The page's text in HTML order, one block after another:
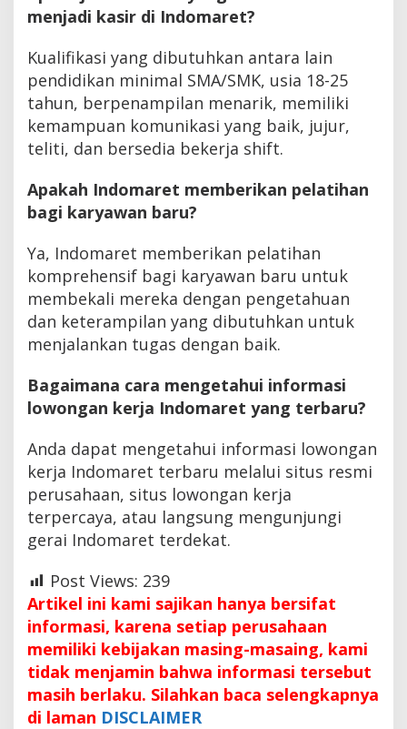
menjadi kasir di Indomaret?
Kualifikasi yang dibutuhkan antara lain
pendidikan minimal SMA/SMK, usia 18-25
tahun, berpenampilan menarik, memiliki
kemampuan komunikasi yang baik, jujur,
teliti, dan bersedia bekerja shift.
Apakah Indomaret memberikan pelatihan
bagi karyawan baru?
Ya, Indomaret memberikan pelatihan
komprehensif bagi karyawan baru untuk
membekali mereka dengan pengetahuan
dan keterampilan yang dibutuhkan untuk
menjalankan tugas dengan baik.
Bagaimana cara mengetahui informasi
lowongan kerja Indomaret yang terbaru?
Anda dapat mengetahui informasi lowongan
kerja Indomaret terbaru melalui situs resmi
perusahaan, situs lowongan kerja
terpercaya, atau langsung mengunjungi
gerai Indomaret terdekat.
Post Views: 239
Artikel ini kami sajikan hanya bersifat
informasi, karena setiap perusahaan
memiliki kebijakan masing-masaing, kami
tidak menjamin bahwa informasi tersebut
masih berlaku. Silahkan baca selengkapnya
di laman DISCLAIMER